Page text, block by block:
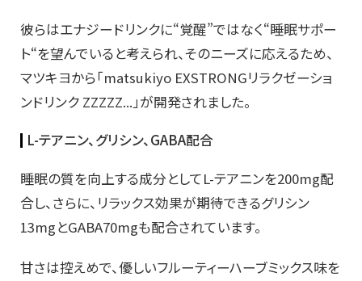
彼らはエナジードリンクに“覚醒”ではなく“睡眠サポー
ト“を望んでいると考えられ、そのニーズに応えるため、
マツキヨから「matsukiyo EXSTRONGリラクゼーショ
ンドリンク ZZZZZ...」が開発されました。
L-テアニン、グリシン、GABA配合
睡眠の質を向上する成分としてL-テアニンを200mg配
合し、さらに、リラックス効果が期待できるグリシン
13mgとGABA70mgも配合されています。
甘さは控えめで、優しいフルーティーハーブミックス味を